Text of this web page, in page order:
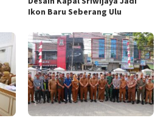
Ikon Baru Seberang Ulu